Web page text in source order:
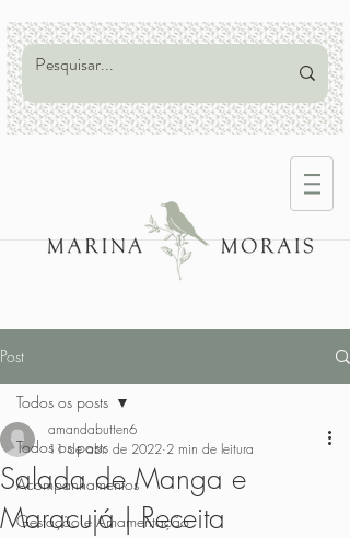
Post
Todos os posts
Acompanhamentos
Gestação e Amamentação
Todos os posts
Salada de Manga e
Maracujá | Receita
amandabutten6
11 de abr. de 2022 2 min de leitura